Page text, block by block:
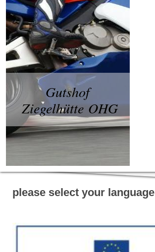
Gutshof
Ziegelhütte OHG
please select your language